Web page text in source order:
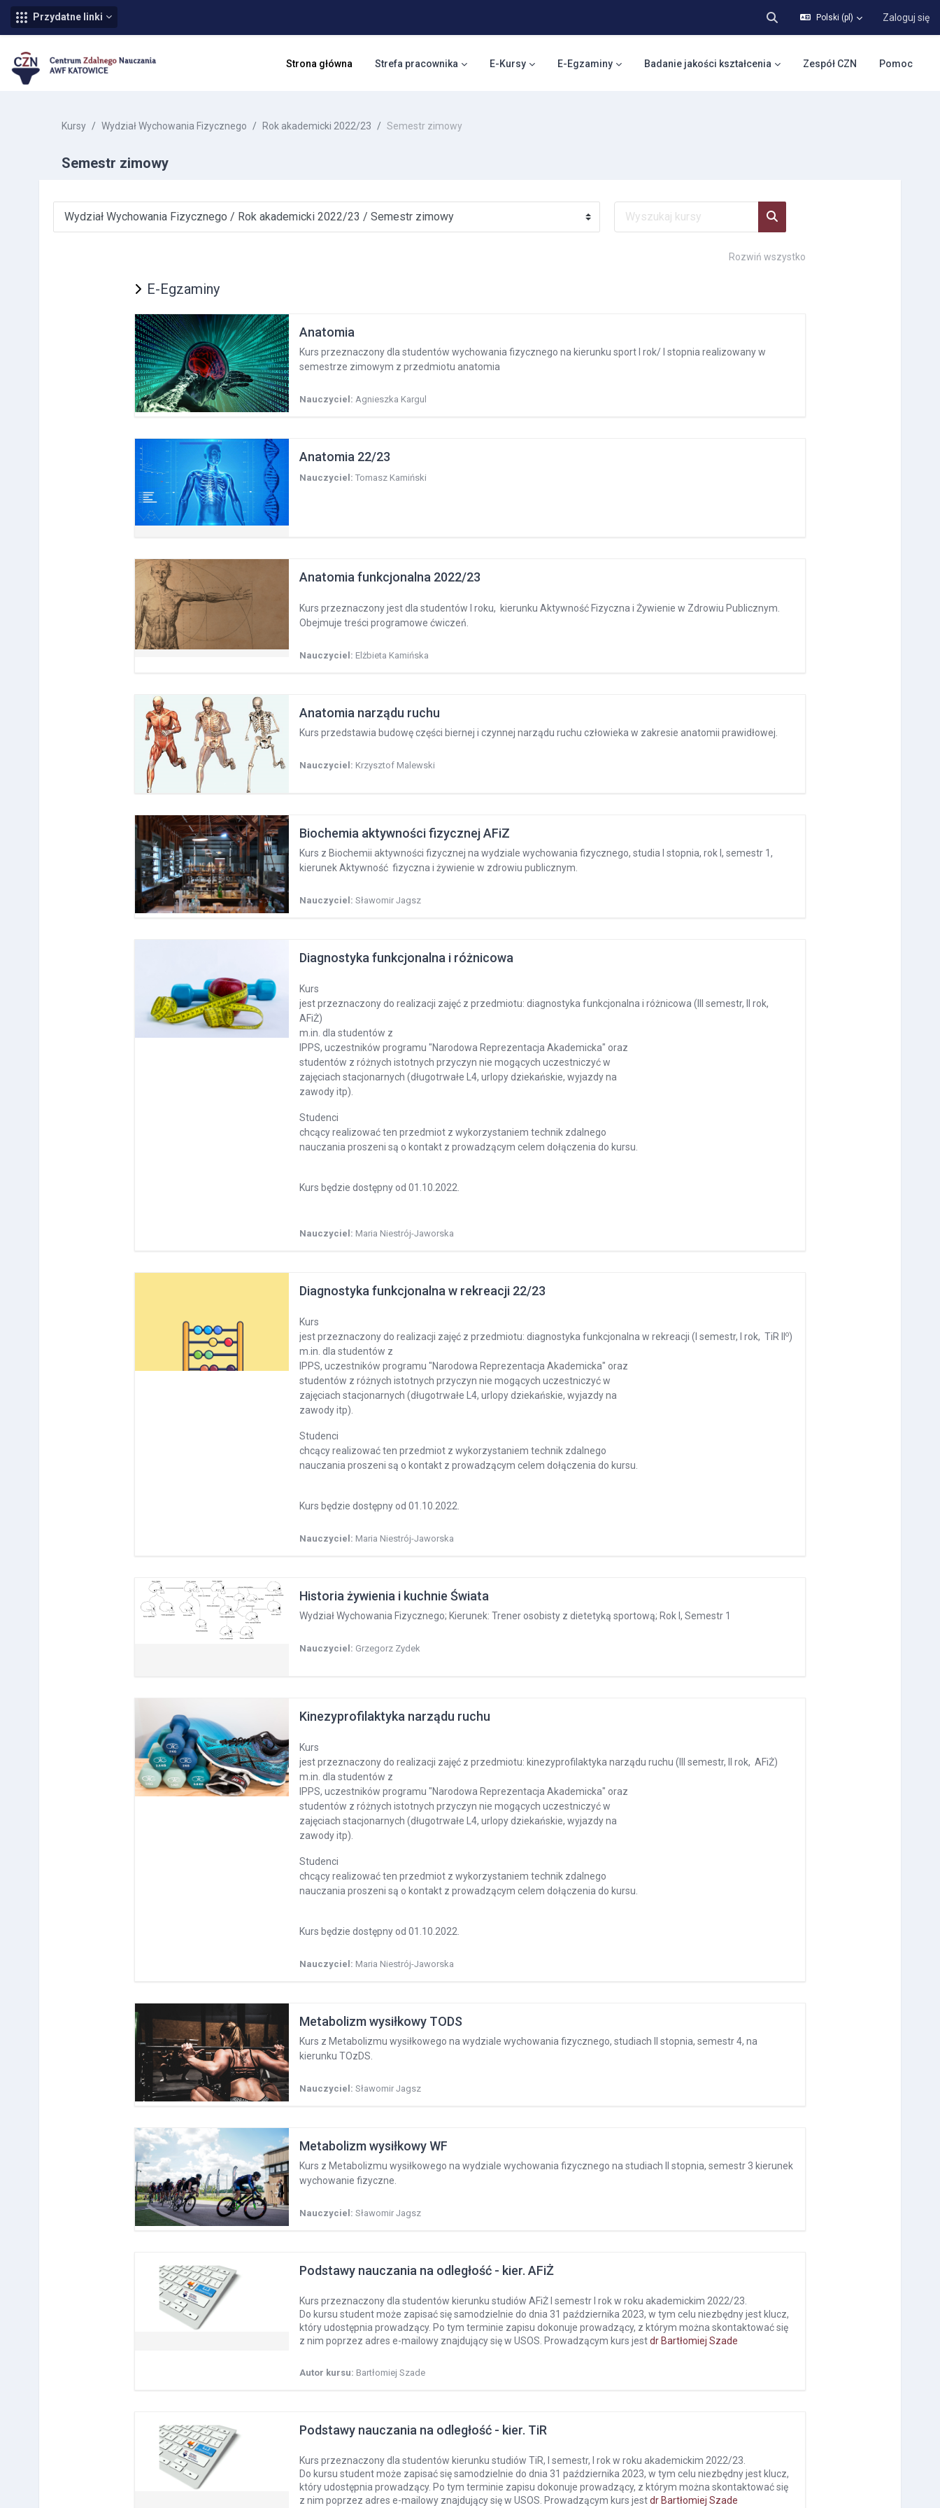
Przydatne linki
Przełącznik wyszukiwarki
Polski ‎(pl)‎ Zaloguj się
Strona główna Strefa pracownika E-Kursy E-Egzaminy Badanie jakości kształcenia Zespół CZN Pomoc
Kursy Wydział Wychowania Fizycznego Rok akademicki 2022/23 Semestr zimowy
Semestr zimowy
Kategorie kursów
Wyszukaj kursy
Rozwiń wszystko
E-Egzaminy
Anatomia
Kurs przeznaczony dla studentów wychowania fizycznego na kierunku sport I rok/ I stopnia realizowany w
semestrze zimowym z przedmiotu anatomia
Nauczyciel: Agnieszka Kargul
Anatomia 22/23
Nauczyciel: Tomasz Kamiński
Anatomia funkcjonalna 2022/23
Kurs przeznaczony jest dla studentów I roku, kierunku Aktywność Fizyczna i Żywienie w Zdrowiu Publicznym.
Obejmuje treści programowe ćwiczeń.
Nauczyciel: Elżbieta Kamińska
Anatomia narządu ruchu
Kurs przedstawia budowę części biernej i czynnej narządu ruchu człowieka w zakresie anatomii prawidłowej.
Nauczyciel: Krzysztof Malewski
Biochemia aktywności fizycznej AFiZ
Kurs z Biochemii aktywności fizycznej na wydziale wychowania fizycznego, studia I stopnia, rok I, semestr 1,
kierunek Aktywność fizyczna i żywienie w zdrowiu publicznym.
Nauczyciel: Sławomir Jagsz
Diagnostyka funkcjonalna i różnicowa
Kurs
jest przeznaczony do realizacji zajęć z przedmiotu: diagnostyka funkcjonalna i różnicowa (III semestr, II rok,
AFiŻ)
m.in. dla studentów z
IPPS, uczestników programu "Narodowa Reprezentacja Akademicka" oraz
studentów z różnych istotnych przyczyn nie mogących uczestniczyć w
zajęciach stacjonarnych (długotrwałe L4, urlopy dziekańskie, wyjazdy na
zawody itp).
Studenci
chcący realizować ten przedmiot z wykorzystaniem technik zdalnego
nauczania proszeni są o kontakt z prowadzącym celem dołączenia do kursu.
Kurs będzie dostępny od 01.10.2022.
Nauczyciel: Maria Niestrój-Jaworska
Diagnostyka funkcjonalna w rekreacji 22/23
Kurs
jest przeznaczony do realizacji zajęć z przedmiotu: diagnostyka funkcjonalna w rekreacji (I semestr, I rok, TiR II
o)
m.in. dla studentów z
IPPS, uczestników programu "Narodowa Reprezentacja Akademicka" oraz
studentów z różnych istotnych przyczyn nie mogących uczestniczyć w
zajęciach stacjonarnych (długotrwałe L4, urlopy dziekańskie, wyjazdy na
zawody itp).
Studenci
chcący realizować ten przedmiot z wykorzystaniem technik zdalnego
nauczania proszeni są o kontakt z prowadzącym celem dołączenia do kursu.
Kurs będzie dostępny od 01.10.2022.
Nauczyciel: Maria Niestrój-Jaworska
Historia żywienia i kuchnie Świata
Wydział Wychowania Fizycznego; Kierunek: Trener osobisty z dietetyką sportową; Rok I, Semestr 1
Nauczyciel: Grzegorz Zydek
Kinezyprofilaktyka narządu ruchu
Kurs
jest przeznaczony do realizacji zajęć z przedmiotu: kinezyprofilaktyka narządu ruchu (III semestr, II rok, AFiŻ)
m.in. dla studentów z
IPPS, uczestników programu "Narodowa Reprezentacja Akademicka" oraz
studentów z różnych istotnych przyczyn nie mogących uczestniczyć w
zajęciach stacjonarnych (długotrwałe L4, urlopy dziekańskie, wyjazdy na
zawody itp).
Studenci
chcący realizować ten przedmiot z wykorzystaniem technik zdalnego
nauczania proszeni są o kontakt z prowadzącym celem dołączenia do kursu.
Kurs będzie dostępny od 01.10.2022.
Nauczyciel: Maria Niestrój-Jaworska
Metabolizm wysiłkowy TODS
Kurs z Metabolizmu wysiłkowego na wydziale wychowania fizycznego, studiach II stopnia, semestr 4, na
kierunku TOzDS.
Nauczyciel: Sławomir Jagsz
Metabolizm wysiłkowy WF
Kurs z Metabolizmu wysiłkowego na wydziale wychowania fizycznego na studiach II stopnia, semestr 3 kierunek
wychowanie fizyczne.
Nauczyciel: Sławomir Jagsz
Podstawy nauczania na odległość - kier. AFiŻ
Kurs przeznaczony dla studentów kierunku studiów AFiŻ I semestr I rok w roku akademickim 2022/23.
Do kursu student może zapisać się samodzielnie do dnia 31 października 2023, w tym celu niezbędny jest klucz,
który udostępnia prowadzący. Po tym terminie zapisu dokonuje prowadzący, z którym można skontaktować się
z nim poprzez adres e-mailowy znajdujący się w USOS. Prowadzącym kurs jestdr Bartłomiej Szade
Autor kursu: Bartłomiej Szade
Podstawy nauczania na odległość - kier. TiR
Kurs przeznaczony dla studentów kierunku studiów TiR, I semestr, I rok w roku akademickim 2022/23.
Do kursu student może zapisać się samodzielnie do dnia 31 października 2023, w tym celu niezbędny jest klucz,
który udostępnia prowadzący. Po tym terminie zapisu dokonuje prowadzący, z którym można skontaktować się
z nim poprzez adres e-mailowy znajdujący się w USOS. Prowadzącym kurs jestdr Bartłomiej Szade